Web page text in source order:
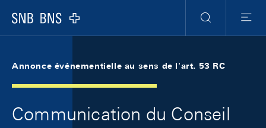
Logo
RechercheMenu
Annonce événementielle au sens de l'art. 53 RC
Communication du Conseil